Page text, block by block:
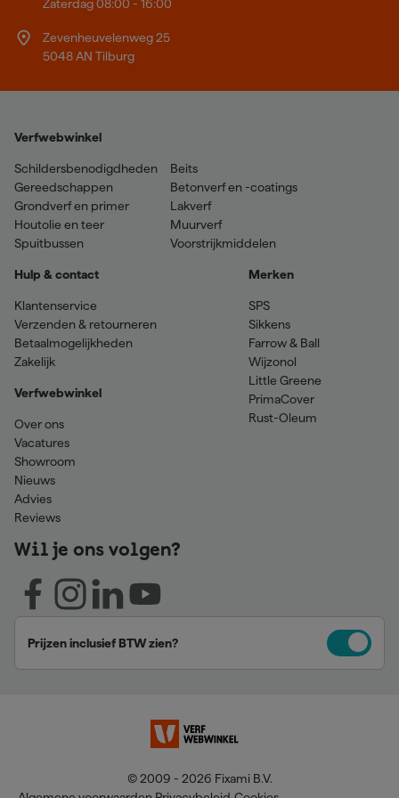
Zaterdag 08:00 - 16:00
Zevenheuvelenweg 25
5048 AN Tilburg
Verfwebwinkel
Schildersbenodigdheden
Gereedschappen
Grondverf en primer
Houtolie en teer
Spuitbussen
Beits
Betonverf en -coatings
Lakverf
Muurverf
Voorstrijkmiddelen
Hulp & contact
Klantenservice
Verzenden & retourneren
Betaalmogelijkheden
Zakelijk
Verfwebwinkel
Over ons
Vacatures
Showroom
Nieuws
Advies
Reviews
Merken
SPS
Sikkens
Farrow & Ball
Wijzonol
Little Greene
PrimaCover
Rust-Oleum
Wil je ons volgen?
Prijzen inclusief BTW zien?
© 2009 - 2026 Fixami B.V.